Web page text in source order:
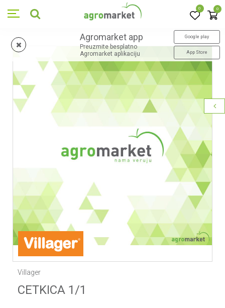
0 0
Agromarket app
Preuzmite besplatno
Agromarket aplikaciju
Google play
App Store
Villager
CETKICA 1/1